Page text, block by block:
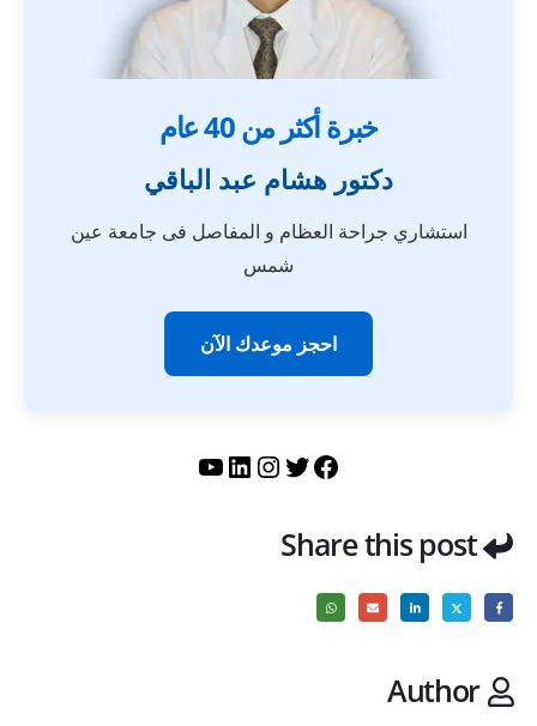
خبرة أكثر من 40 عام
دكتور هشام عبد الباقي
استشاري جراحة العظام و المفاصل فى جامعة عين
شمس
احجز موعدك الآن
فيسبوك
تويترإنستجرام
لينكد إنيوتيوب
Share this post
Author